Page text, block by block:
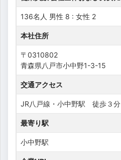
136名人 男性 8 : 女性 2
本社住所
〒0310802
青森県八戸市小中野1-3-15
交通アクセス
JR八戸線・小中野駅 徒歩３分
最寄り駅
小中野駅